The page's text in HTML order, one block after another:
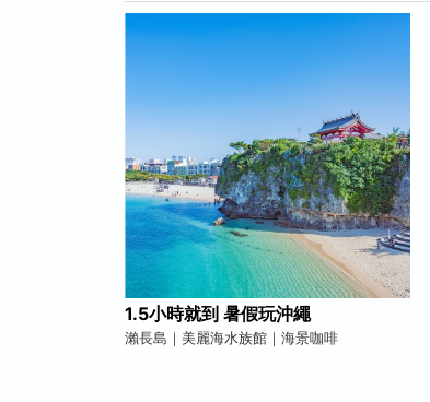
1.5小時就到 暑假玩沖繩
瀨長島｜美麗海水族館｜海景咖啡